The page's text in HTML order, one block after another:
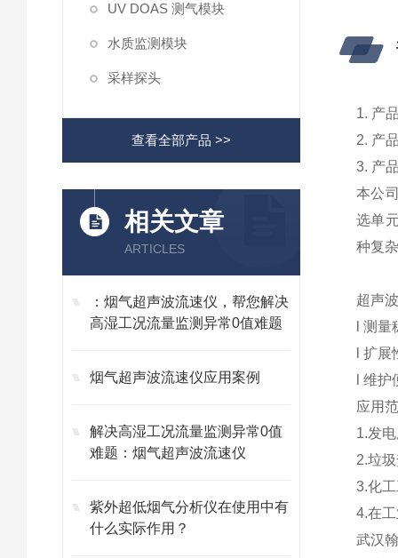
UV DOAS 测气模块
水质监测模块
采样探头
查看全部产品 >>
相关文章
ARTICLES
：烟气超声波流速仪，帮您解决
高湿工况流量监测异常0值难题
烟气超声波流速仪应用案例
解决高湿工况流量监测异常0值
难题：烟气超声波流速仪
紫外超低烟气分析仪在使用中有
什么实际作用？
1. 产
2. 产
3. 产
本公
选单
种复
超声
l 测
l 扩展
l 维护
应用
1.发
2.垃
3.化
4.在
武汉